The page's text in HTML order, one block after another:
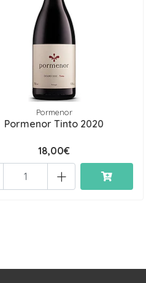
Pormenor
Pormenor Tinto 2020
18,00€
+